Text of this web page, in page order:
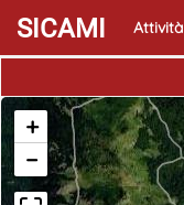
SICAMI Attività
+
−